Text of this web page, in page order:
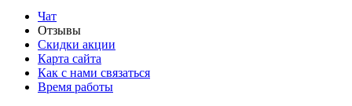
Чат
Отзывы
Скидки акции
Карта сайта
Как с нами связаться
Время работы